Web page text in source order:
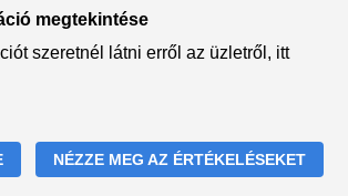
megtekintése
szeretnél látni erről az üzletről, itt
NÉZZE MEG AZ ÉRTÉKELÉSEKET